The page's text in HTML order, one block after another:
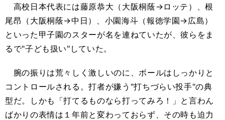
高校日本代表には藤原恭大（大阪桐蔭→ロッテ）、根
尾昂（大阪桐蔭→中日）、小園海斗（報徳学園→広島）
といった甲子園のスターが名を連ねていたが、彼らをま
るで"子ども扱い"していた。
腕の振りは荒々しく激しいのに、ボールはしっかりと
コントロールされる。打者が嫌う"打ちづらい投手"の典
型だ。しかも「打てるものなら打ってみろ！」と言わん
ばかりの表情は１年前と変わっておらず、その時も迫力